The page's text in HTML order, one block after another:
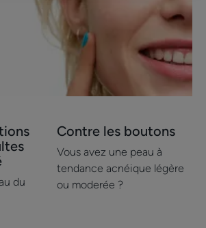
du
Découvrir
Contre
les
boutons
Contre les boutons
Vous avez une peau à
tendance acnéique légère
ou moderée ?